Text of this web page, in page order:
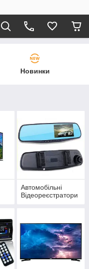
Новинки
Автомобільні
Відеореєстратори